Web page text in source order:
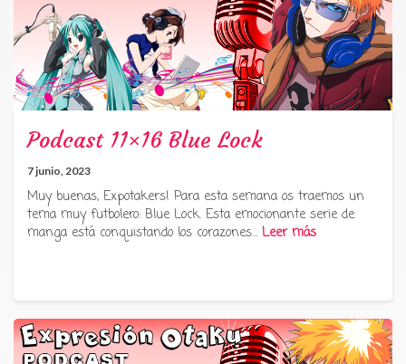
Podcast 11×16 Blue Lock
7 junio, 2023
Muy buenas, Expotakers! Para esta semana os traemos un
tema muy futbolero: Blue Lock. Esta emocionante serie de
manga está conquistando los corazones… Leer más